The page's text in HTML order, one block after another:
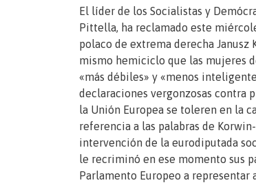
El líder de los Socialistas y
Pittella, ha reclamado este
polaco de extrema derecha Janusz
mismo hemiciclo que las mujeres
«más débiles» y «menos
declaraciones vergonzosas contra
la Unión Europea se toleren en la
referencia a las palabras de
intervención de la eurodiputada
le recriminó en ese momento sus
Parlamento Europeo a representar